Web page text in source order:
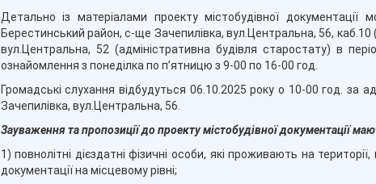
Детально із матеріалами проекту містобудівної
Берестинський район, с-ще Зачепилівка, вул.Центральна, 56,
вул.Центральна, 52 (адміністративна будівля старостату) в
ознайомлення з понеділка по п’ятницю з 9-00 по 16-00 год.
Громадські слухання відбудуться 06.10.2025 року о 10-00 год. за
Зачепилівка, вул.Центральна, 56.
Зауваження та пропозиції до проекту містобудівної документації
1) повнолітні дієздатні фізичні особи, які проживають на
документації на місцевому рівні;